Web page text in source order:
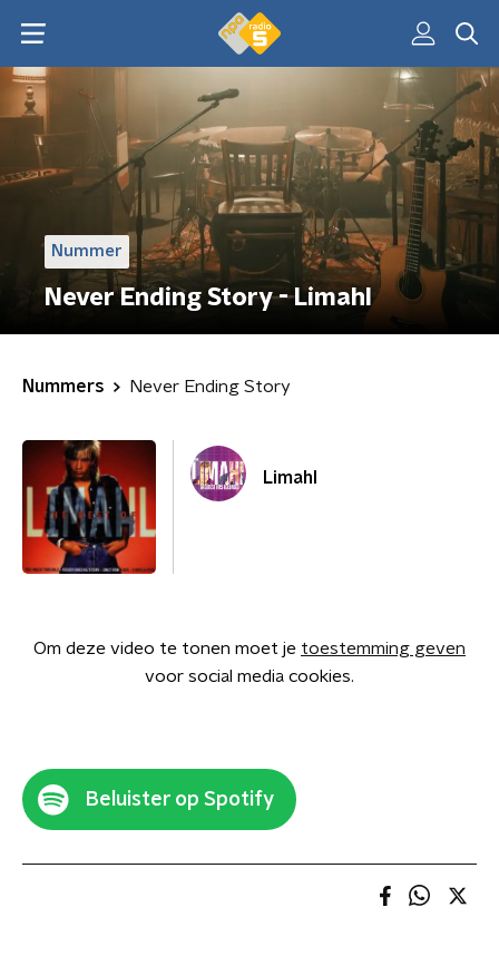
Nummer
Never Ending Story - Limahl
Nummers Never Ending Story
Limahl
Om deze video te tonen moet je toestemming geven
voor social media cookies.
Beluister op Spotify